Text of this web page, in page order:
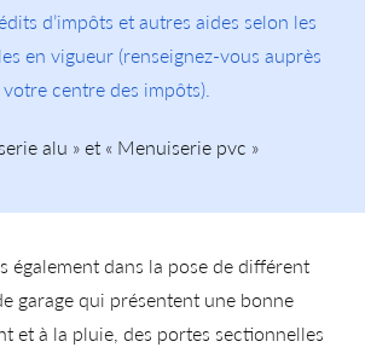
d’impôts et autres aides selon les
en vigueur (renseignez-vous auprès
votre centre des impôts).
alu » et « Menuiserie pvc »
également dans la pose de différent
garage qui présentent une bonne
et à la pluie, des portes sectionnelles